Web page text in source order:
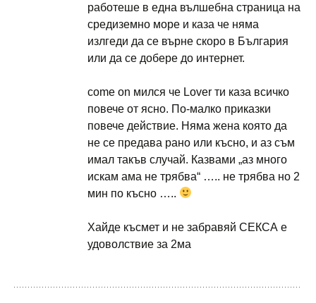
работеше в една вълшебна страница на
средиземно море и каза че няма
излгеди да се върне скоро в България
или да се добере до интернет.
come on мился че Lover ти каза всичко
повече от ясно. По-малко приказки
повече действие. Няма жена която да
не се предава рано или късно, и аз съм
имал такъв случай. Казвами „аз много
искам ама не трябва“ ….. не трябва но 2
мин по късно …..
Хайде късмет и не забравяй СЕКСА е
удоволствие за 2ма